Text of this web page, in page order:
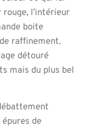
l’intérieur
boite
raffinement.
détouré
mais du plus bel
de